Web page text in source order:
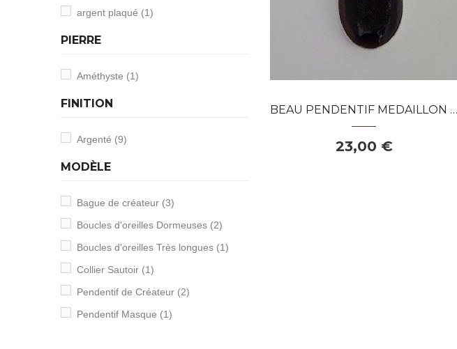
argent plaqué (1)
PIERRE
Améthyste (1)
FINITION
Argenté (9)
MODÈLE
Bague de créateur (3)
Boucles d'oreilles Dormeuses (2)
Boucles d'oreilles Très longues (1)
Collier Sautoir (1)
Pendentif de Créateur (2)
Pendentif Masque (1)
APERÇU RAPIDE
BEAU PENDENTIF MEDAILLON EN ARGENT 925...
23,00 €